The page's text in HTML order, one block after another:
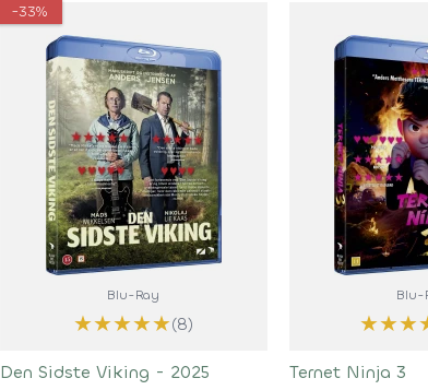
-33%
Blu-Ray
★★★★★(8)
Den Sidste Viking - 2025
Blu-
★★★
Ternet Ninja 3